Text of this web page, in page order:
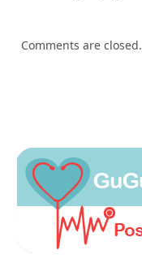
Comments are closed.